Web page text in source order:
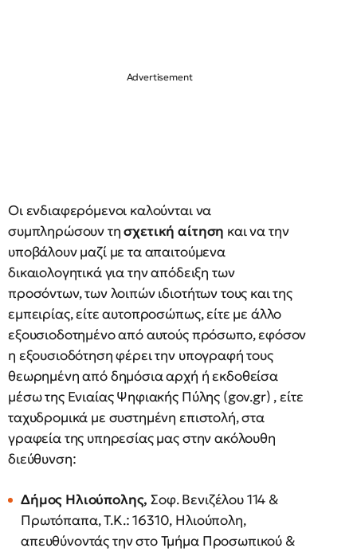
Οι ενδιαφερόμενοι καλούνται να
συμπληρώσουν τησχετική αίτηση και να την
υποβάλουν μαζί με τα απαιτούμενα
δικαιολογητικά για την απόδειξη των
προσόντων, των λοιπών ιδιοτήτων τους και της
εμπειρίας, είτε αυτοπροσώπως, είτε με άλλο
εξουσιοδοτημένο από αυτούς πρόσωπο, εφόσον
η εξουσιοδότηση φέρει την υπογραφή τους
θεωρημένη από δημόσια αρχή ή εκδοθείσα
μέσω της Ενιαίας Ψηφιακής Πύλης (gov.gr) , είτε
ταχυδρομικά με συστημένη επιστολή, στα
γραφεία της υπηρεσίας μας στην ακόλουθη
διεύθυνση:
Δήμος Ηλιούπολης,Σοφ. Βενιζέλου 114 &
Πρωτόπαπα, Τ.Κ.: 16310, Ηλιούπολη,
απευθύνοντάς την στο Τμήμα Προσωπικού &